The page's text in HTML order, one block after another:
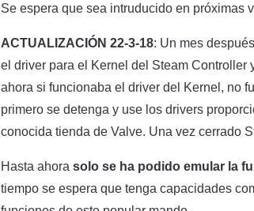
Se espera que sea intruducido en próximas
ACTUALIZACIÓN 22-3-18: Un mes
el driver para el Kernel del Steam Controller
ahora si funcionaba el driver del Kernel, no
primero se detenga y use los drivers
conocida tienda de Valve. Una vez cerrado
Hasta ahora solo se ha podido emular la
tiempo se espera que tenga capacidades